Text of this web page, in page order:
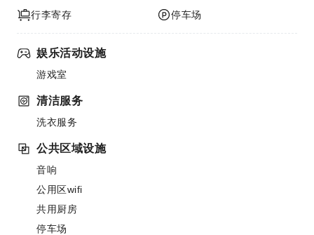
行李寄存 停车场
娱乐活动设施
游戏室
清洁服务
洗衣服务
公共区域设施
音响
公用区wifi
共用厨房
停车场